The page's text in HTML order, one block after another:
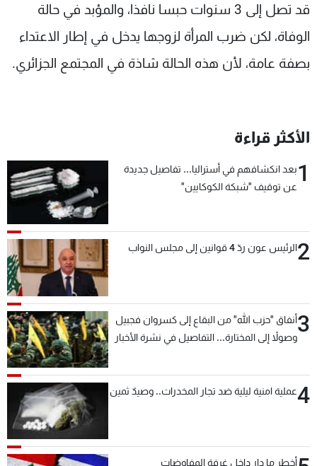
قد تصل إلى 3 سنوات حبسا نافذا، والمؤبد في حالة
الوفاة، لكن ضرب المرأة لزوجها يدخل في إطار الاعتداء
بصفة عامة، لأن هذه الحالة شاذة في المجتمع الجزائري.
الأكثر قراءة
1بعد انكشافهم في أستراليا... تفاصيل جديدة
عن توقيف "شبكة الكوكايين"
2الرئيس عون ردّ 4 قوانين إلى مجلس النواب
3أنفاق "حزب الله" من البقاع إلى كسروان فجبيل
وصولاً إلى المختارة... التفاصيل في نشرة الأخبار
4عملية امنية ليلية ضد تجار المخدرات.. وصيدٌ ثمين
أخطر ما دار داخل غرفة المفاوضات